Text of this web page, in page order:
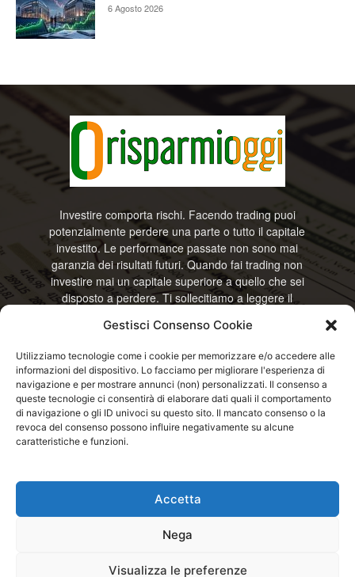
Gestisci Consenso Cookie
Utilizziamo tecnologie come i cookie per memorizzare e/o accedere alle
informazioni del dispositivo. Lo facciamo per migliorare l'esperienza di
navigazione e per mostrare annunci (non) personalizzati. Il consenso a
queste tecnologie ci consentirà di elaborare dati quali il comportamento
di navigazione o gli ID univoci su questo sito. Il mancato consenso o la
revoca del consenso possono influire negativamente su alcune
caratteristiche e funzioni.
Accetta
Nega
Visualizza le preferenze
6 Agosto 2026
Investire comporta rischi. Facendo trading puoi
potenzialmente perdere una parte o tutto il capitale
investito. Le performance passate non sono mai
garanzia dei risultati futuri. Quando fai trading non
investire mai un capitale superiore a quello che sei
disposto a perdere. Ti sollecitiamo a leggere il
RisparmiOggi non offre alcun genere di consulenza
informazioni riportate. Continuando ad accedere o
a usare questo sito o ogni servizio disponibile
questo sito, dichiari di accettare termini e condizioni
previste. © RisparmiOggi
Contattaci:
Disclaimer / Avviso sui rischi
questo sito si accettano le condizioni previste nel Disclaimer, Cookie e